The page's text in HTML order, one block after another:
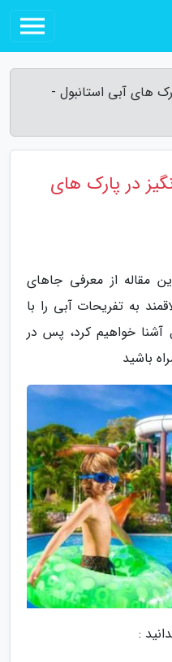
های آبی استانبول -
در پارک های
مقاله از معرفی جاهای
به تفریحات آبی را با
آشنا خواهیم کرد، پس در
باشید
: